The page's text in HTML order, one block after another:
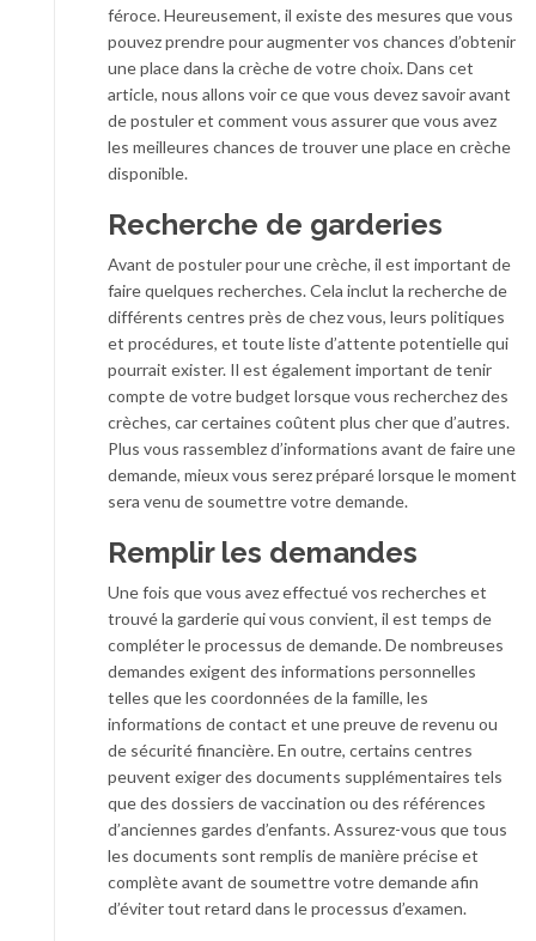
féroce. Heureusement, il existe des mesures que vous
pouvez prendre pour augmenter vos chances d’obtenir
une place dans la crèche de votre choix. Dans cet
article, nous allons voir ce que vous devez savoir avant
de postuler et comment vous assurer que vous avez
les meilleures chances de trouver une place en crèche
disponible.
Recherche de garderies
Avant de postuler pour une crèche, il est important de
faire quelques recherches. Cela inclut la recherche de
différents centres près de chez vous, leurs politiques
et procédures, et toute liste d’attente potentielle qui
pourrait exister. Il est également important de tenir
compte de votre budget lorsque vous recherchez des
crèches, car certaines coûtent plus cher que d’autres.
Plus vous rassemblez d’informations avant de faire une
demande, mieux vous serez préparé lorsque le moment
sera venu de soumettre votre demande.
Remplir les demandes
Une fois que vous avez effectué vos recherches et
trouvé la garderie qui vous convient, il est temps de
compléter le processus de demande. De nombreuses
demandes exigent des informations personnelles
telles que les coordonnées de la famille, les
informations de contact et une preuve de revenu ou
de sécurité financière. En outre, certains centres
peuvent exiger des documents supplémentaires tels
que des dossiers de vaccination ou des références
d’anciennes gardes d’enfants. Assurez-vous que tous
les documents sont remplis de manière précise et
complète avant de soumettre votre demande afin
d’éviter tout retard dans le processus d’examen.